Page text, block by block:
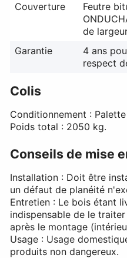
Couverture
Feutre
de
Garantie
4 ans
respect
Colis
Conditionnement :
Poids total : 2050 kg.
Conseils de mise
Installation : Doit être
un défaut de planéité
Entretien : Le bois étant
indispensable de le
après le montage
Usage : Usage
produits non dangereux.